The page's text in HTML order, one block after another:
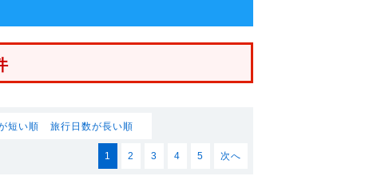
短い順 旅行日数が長い順
1 2 3 4 5 次へ